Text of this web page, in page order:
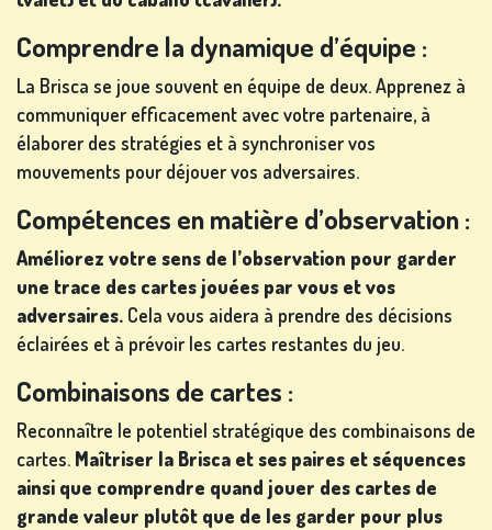
Comprendre la dynamique d’équipe :
La Brisca se joue souvent en équipe de deux. Apprenez à
communiquer efficacement avec votre partenaire, à
élaborer des stratégies et à synchroniser vos
mouvements pour déjouer vos adversaires.
Compétences en matière d’observation :
Améliorez votre sens de l’observation pour garder
une trace des cartes jouées par vous et vos
adversaires. Cela vous aidera à prendre des décisions
éclairées et à prévoir les cartes restantes du jeu.
Combinaisons de cartes :
Reconnaître le potentiel stratégique des combinaisons de
cartes. Maîtriser la Brisca et ses paires et séquences
ainsi que comprendre quand jouer des cartes de
grande valeur plutôt que de les garder pour plus